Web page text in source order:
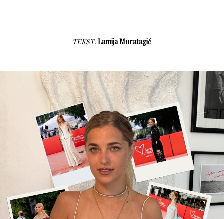
TEKST:Lamija Muratagić